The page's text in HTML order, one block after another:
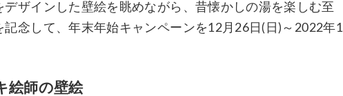
ザインした壁絵を眺めながら、昔懐かしの湯を楽しむ至
念して、年末年始キャンペーンを12月26日(日)～2022年1
絵師の壁絵